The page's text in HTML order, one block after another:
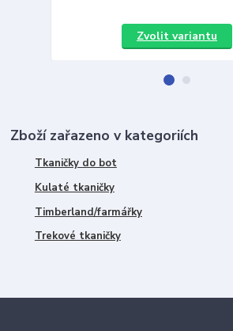
Zvolit variantu
Zboží zařazeno v kategoriích
Tkaničky do bot
Kulaté tkaničky
Timberland/farmářky
Trekové tkaničky